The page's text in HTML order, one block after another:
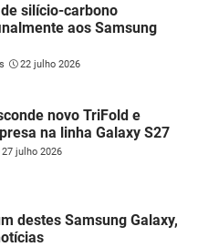
silício-carbono
aos Samsung
22 julho 2026
novo TriFold e
na linha Galaxy S27
27 julho 2026
destes Samsung Galaxy,